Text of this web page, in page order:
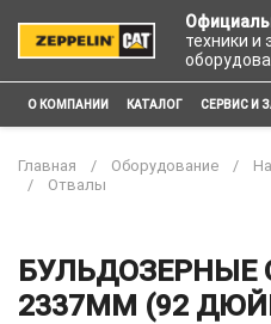
техники и
О КОМПАНИИ КАТАЛОГ СЕРВИС И
Главная Оборудование
Отвалы
БУЛЬДОЗЕРНЫЕ
2337ММ (92